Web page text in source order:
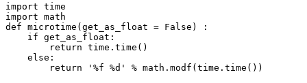
import time
import math
def microtime(get_as_float = False) :
    if get_as_float:
        return time.time()
    else:
        return '%f %d' % math.modf(time.time())